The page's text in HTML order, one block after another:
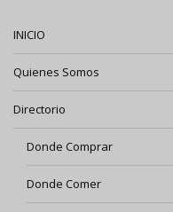
INICIO
Quienes Somos
Directorio
Donde Comprar
Donde Comer